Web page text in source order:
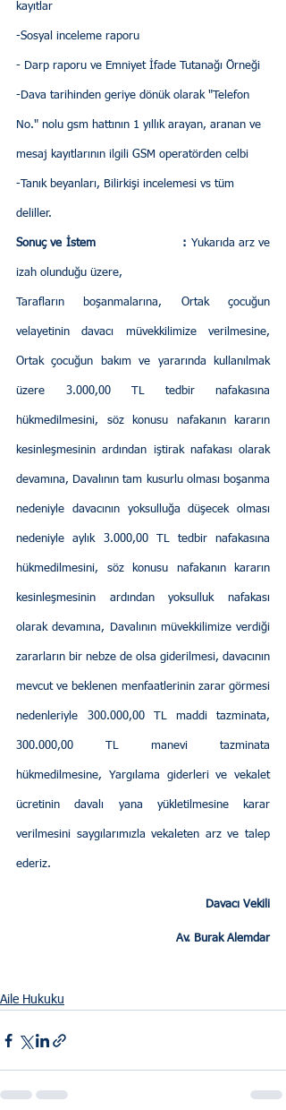
kayıtlar
-Sosyal inceleme raporu
- Darp raporu ve Emniyet İfade Tutanağı Örneği
-Dava tarihinden geriye dönük olarak "Telefon
No." nolu gsm hattının 1 yıllık arayan, aranan ve
mesaj kayıtlarının ilgili GSM operatörden celbi
-Tanık beyanları, Bilirkişi incelemesi vs tüm
deliller.
Sonuç ve İstem                       : Yukarıda arz ve
izah olunduğu üzere,
Tarafların boşanmalarına, Ortak çocuğun
velayetinin davacı müvekkilimize verilmesine,
Ortak çocuğun bakım ve yararında kullanılmak
üzere 3.000,00 TL tedbir nafakasına
hükmedilmesini, söz konusu nafakanın kararın
kesinleşmesinin ardından iştirak nafakası olarak
devamına, Davalının tam kusurlu olması boşanma
nedeniyle davacının yoksulluğa düşecek olması
nedeniyle aylık 3.000,00 TL tedbir nafakasına
hükmedilmesini, söz konusu nafakanın kararın
kesinleşmesinin ardından yoksulluk nafakası
olarak devamına, Davalının müvekkilimize verdiği
zararların bir nebze de olsa giderilmesi, davacının
mevcut ve beklenen menfaatlerinin zarar görmesi
nedenleriyle 300.000,00 TL maddi tazminata,
300.000,00 TL manevi tazminata
hükmedilmesine, Yargılama giderleri ve vekalet
ücretinin davalı yana yükletilmesine karar
verilmesini saygılarımızla vekaleten arz ve talep
ederiz.
Davacı Vekili
Av. Burak Alemdar
Aile Hukuku